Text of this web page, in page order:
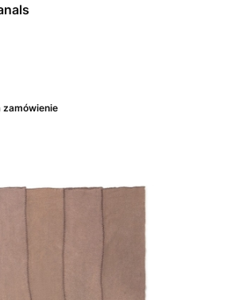
zamówienie